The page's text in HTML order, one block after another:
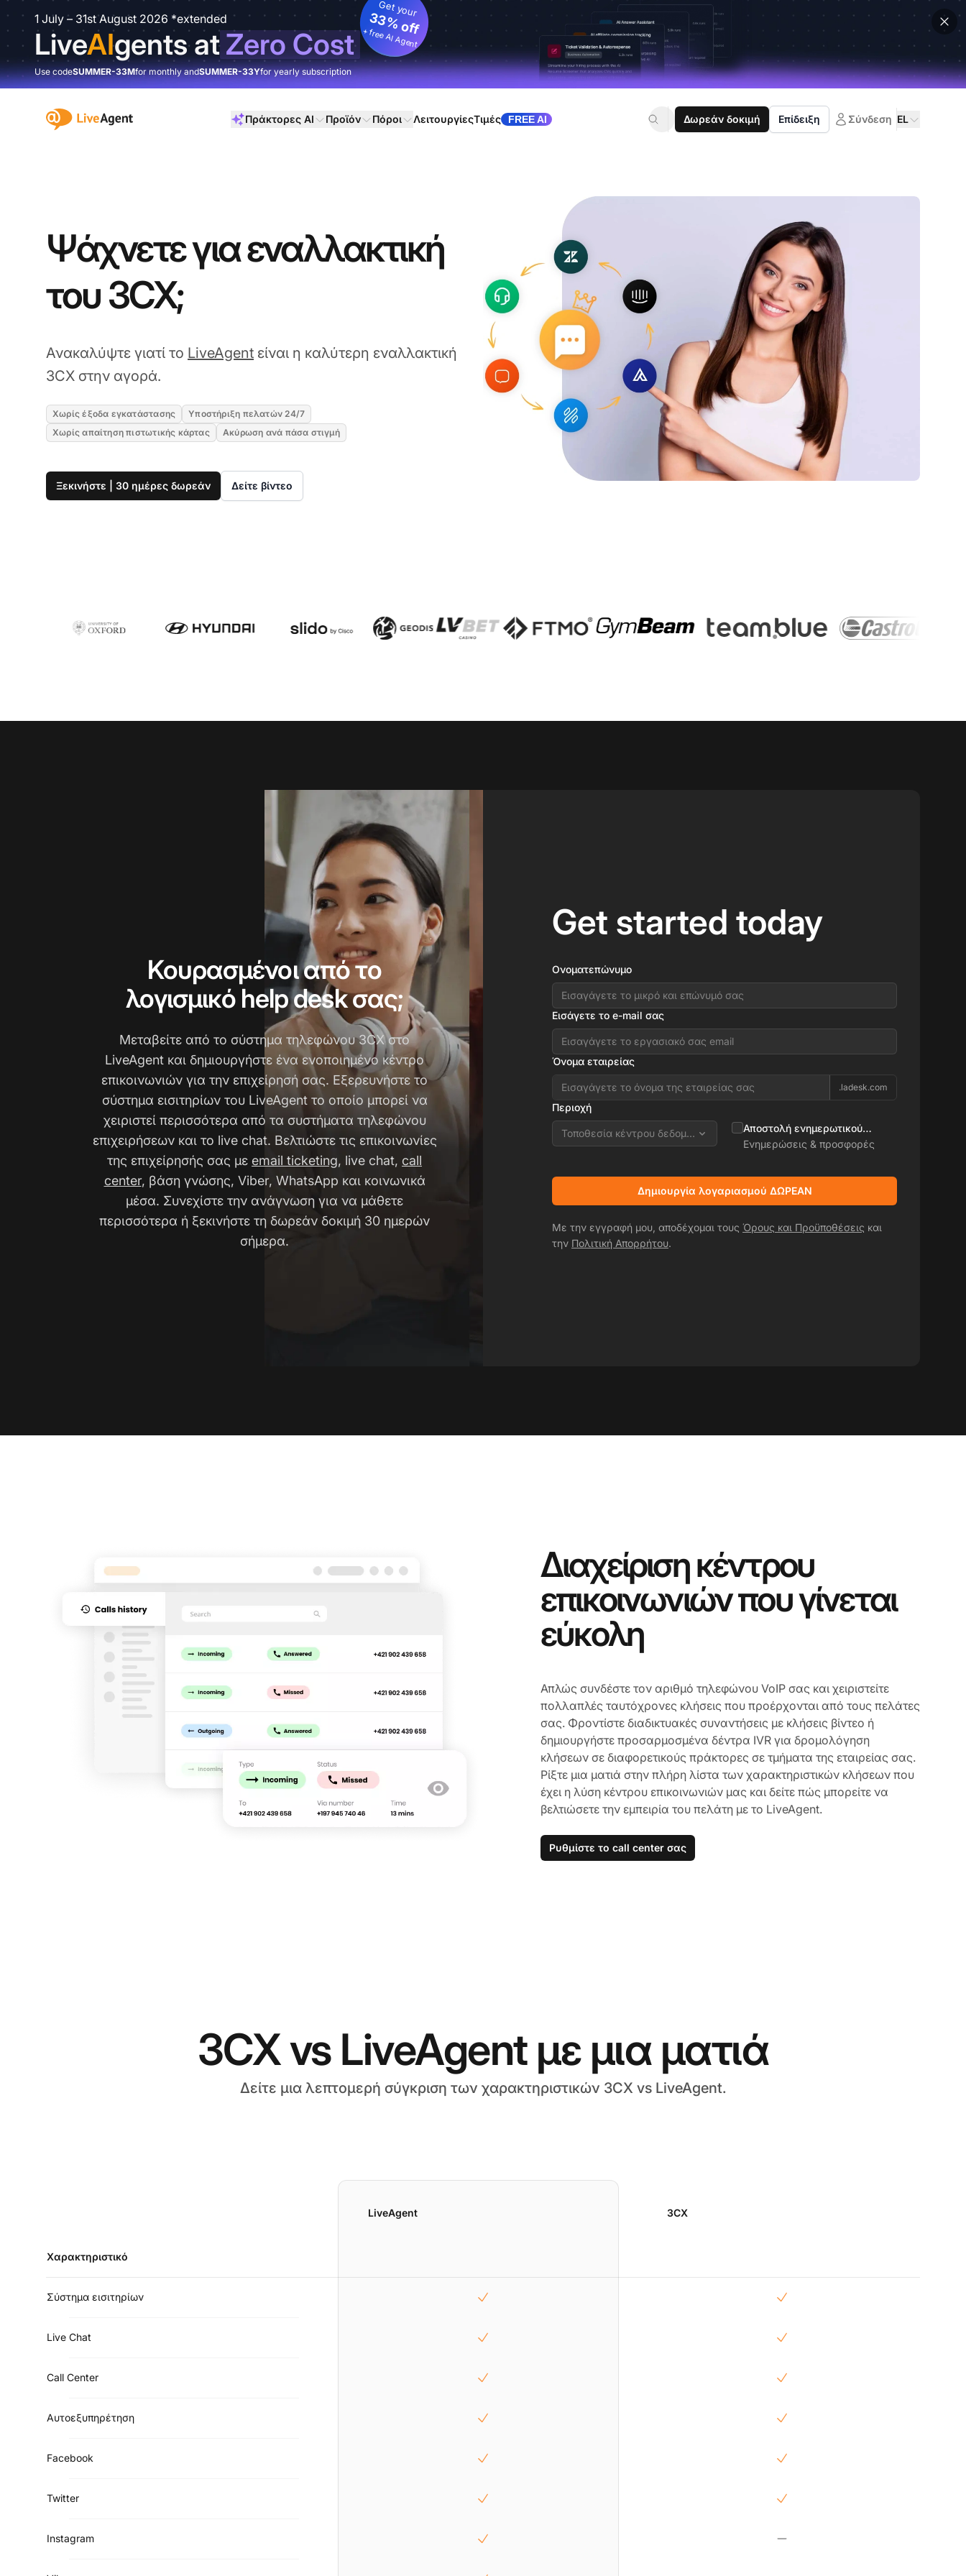
1 July – 31st August 2026 *extended
LiveAIgents atZero Cost
Get your
33% off
+ free AI Agent
Use codeSUMMER-33Mfor monthly andSUMMER-33Yfor yearly subscription
:site.title Πράκτορες AI Προϊόν Πόροι ΛειτουργίεςΤιμές FREE AI Δωρεάν δοκιμή Επίδειξη Σύνδεση EL
Ψάχνετε για εναλλακτική
του 3CX;
Ανακαλύψτε γιατί το LiveAgent είναι η καλύτερη εναλλακτική
3CX στην αγορά.
Χωρίς έξοδα εγκατάστασης
Υποστήριξη πελατών 24/7
Χωρίς απαίτηση πιστωτικής κάρτας
Ακύρωση ανά πάσα στιγμή
Ξεκινήστε | 30 ημέρες δωρεάν Δείτε βίντεο
Κουρασμένοι από το
λογισμικό help desk σας;
Μεταβείτε από το σύστημα τηλεφώνου 3CX στο
LiveAgent και δημιουργήστε ένα ενοποιημένο κέντρο
επικοινωνιών για την επιχείρησή σας. Εξερευνήστε το
σύστημα εισιτηρίων του LiveAgent το οποίο μπορεί να
χειριστεί περισσότερα από τα συστήματα τηλεφώνου
επιχειρήσεων και το live chat. Βελτιώστε τις επικοινωνίες
της επιχείρησής σας με email ticketing, live chat, call
center, βάση γνώσης, Viber, WhatsApp και κοινωνικά
μέσα. Συνεχίστε την ανάγνωση για να μάθετε
περισσότερα ή ξεκινήστε τη δωρεάν δοκιμή 30 ημερών
σήμερα.
Get started today
Ονοματεπώνυμο
Εισάγετε το e-mail σας
Όνομα εταιρείας
.ladesk.com
Περιοχή
Τοποθεσία κέντρου δεδομένων
Αποστολή ενημερωτικού
δελτίου
Ενημερώσεις & προσφορές
Δημιουργία λογαριασμού ΔΩΡΕΑΝ
Με την εγγραφή μου, αποδέχομαι τους Όρους και Προϋποθέσεις και
την Πολιτική Απορρήτου.
Διαχείριση κέντρου
επικοινωνιών που γίνεται
εύκολη
Απλώς συνδέστε τον αριθμό τηλεφώνου VoIP σας και χειριστείτε
πολλαπλές ταυτόχρονες κλήσεις που προέρχονται από τους πελάτες
σας. Φροντίστε διαδικτυακές συναντήσεις με κλήσεις βίντεο ή
δημιουργήστε προσαρμοσμένα δέντρα IVR για δρομολόγηση
κλήσεων σε διαφορετικούς πράκτορες σε τμήματα της εταιρείας σας.
Ρίξτε μια ματιά στην πλήρη λίστα των χαρακτηριστικών κλήσεων που
έχει η λύση κέντρου επικοινωνιών μας και δείτε πώς μπορείτε να
βελτιώσετε την εμπειρία του πελάτη με το LiveAgent.
Ρυθμίστε το call center σας
3CX vs LiveAgent με μια ματιά
Δείτε μια λεπτομερή σύγκριση των χαρακτηριστικών 3CX vs LiveAgent.
LiveAgent 3CX
Χαρακτηριστικό
Σύστημα εισιτηρίων
Live Chat
Call Center
Αυτοεξυπηρέτηση
Facebook
Twitter
Instagram